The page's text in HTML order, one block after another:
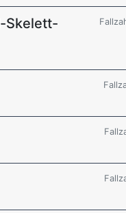
Skelett-